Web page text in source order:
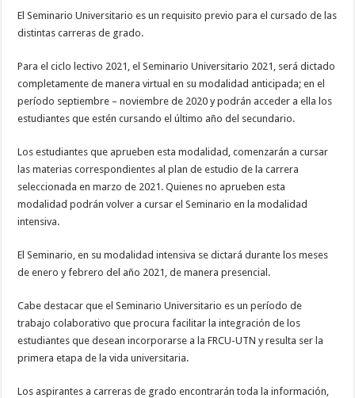
El Seminario Universitario es un requisito previo para el cursado de las
distintas carreras de grado.
Para el ciclo lectivo 2021, el Seminario Universitario 2021, será dictado
completamente de manera virtual en su modalidad anticipada; en el
período septiembre – noviembre de 2020 y podrán acceder a ella los
estudiantes que estén cursando el último año del secundario.
Los estudiantes que aprueben esta modalidad, comenzarán a cursar
las materias correspondientes al plan de estudio de la carrera
seleccionada en marzo de 2021. Quienes no aprueben esta
modalidad podrán volver a cursar el Seminario en la modalidad
intensiva.
El Seminario, en su modalidad intensiva se dictará durante los meses
de enero y febrero del año 2021, de manera presencial.
Cabe destacar que el Seminario Universitario es un período de
trabajo colaborativo que procura facilitar la integración de los
estudiantes que desean incorporarse a la FRCU-UTN y resulta ser la
primera etapa de la vida universitaria.
Los aspirantes a carreras de grado encontrarán toda la información,